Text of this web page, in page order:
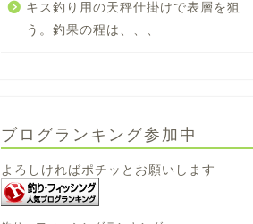
キス釣り用の天秤仕掛けで表層を狙
う。釣果の程は、、、
ブログランキング参加中
よろしければポチッとお願いします